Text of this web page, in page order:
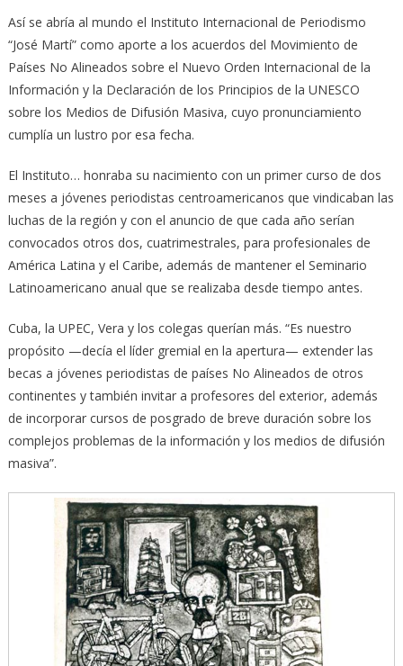
Así se abría al mundo el Instituto Internacional de Periodismo
“José Martí” como aporte a los acuerdos del Movimiento de
Países No Alineados sobre el Nuevo Orden Internacional de la
Información y la Declaración de los Principios de la UNESCO
sobre los Medios de Difusión Masiva, cuyo pronunciamiento
cumplía un lustro por esa fecha.
El Instituto… honraba su nacimiento con un primer curso de dos
meses a jóvenes periodistas centroamericanos que vindicaban las
luchas de la región y con el anuncio de que cada año serían
convocados otros dos, cuatrimestrales, para profesionales de
América Latina y el Caribe, además de mantener el Seminario
Latinoamericano anual que se realizaba desde tiempo antes.
Cuba, la UPEC, Vera y los colegas querían más. “Es nuestro
propósito —decía el líder gremial en la apertura— extender las
becas a jóvenes periodistas de países No Alineados de otros
continentes y también invitar a profesores del exterior, además
de incorporar cursos de posgrado de breve duración sobre los
complejos problemas de la información y los medios de difusión
masiva”.